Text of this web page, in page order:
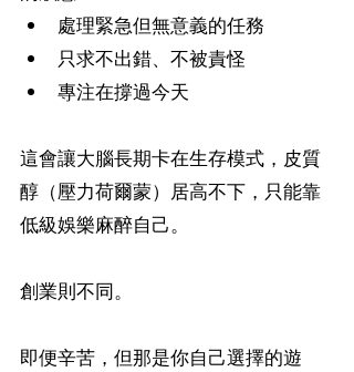
處理緊急但無意義的任務
只求不出錯、不被責怪
專注在撐過今天
這會讓大腦長期卡在生存模式，皮質
醇（壓力荷爾蒙）居高不下，只能靠
低級娛樂麻醉自己。
創業則不同。
即便辛苦，但那是你自己選擇的遊